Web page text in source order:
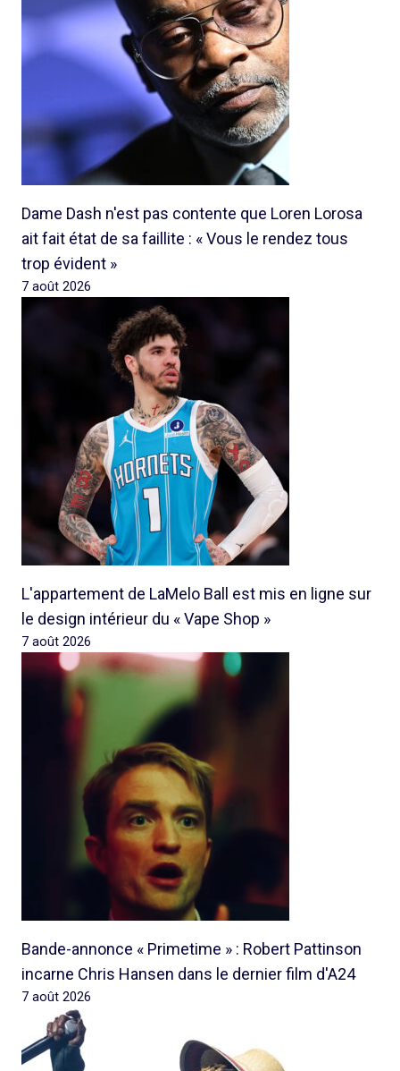
Dame Dash n'est pas contente que Loren Lorosa
ait fait état de sa faillite : « Vous le rendez tous
trop évident »
7 août 2026
L'appartement de LaMelo Ball est mis en ligne sur
le design intérieur du « Vape Shop »
7 août 2026
Bande-annonce « Primetime » : Robert Pattinson
incarne Chris Hansen dans le dernier film d'A24
7 août 2026